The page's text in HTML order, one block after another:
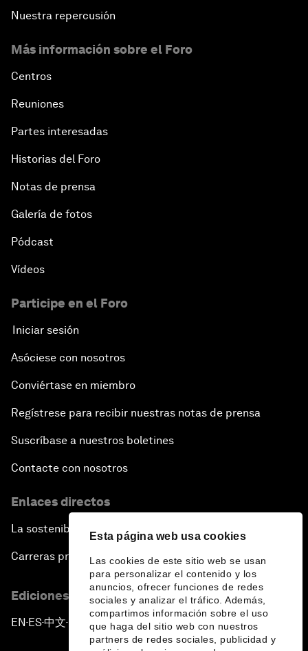
Esta página web usa cookies
Las cookies de este sitio web se usan
para personalizar el contenido y los
anuncios, ofrecer funciones de redes
sociales y analizar el tráfico. Además,
compartimos información sobre el uso
que haga del sitio web con nuestros
partners de redes sociales, publicidad y
Nuestra repercusión
Más información sobre el Foro
Centros
Reuniones
Partes interesadas
Historias del Foro
Notas de prensa
Galería de fotos
Pódcast
Vídeos
Participe en el Foro
Iniciar sesión
Asóciese con nosotros
Conviértase en miembro
Regístrese para recibir nuestras notas de prensa
Suscríbase a nuestros boletines
Contacte con nosotros
Enlaces directos
La sostenibilidad en el Foro
Carreras profesionales
Ediciones en otros idiomas
EN ▪ ES▪中文▪ 日本語